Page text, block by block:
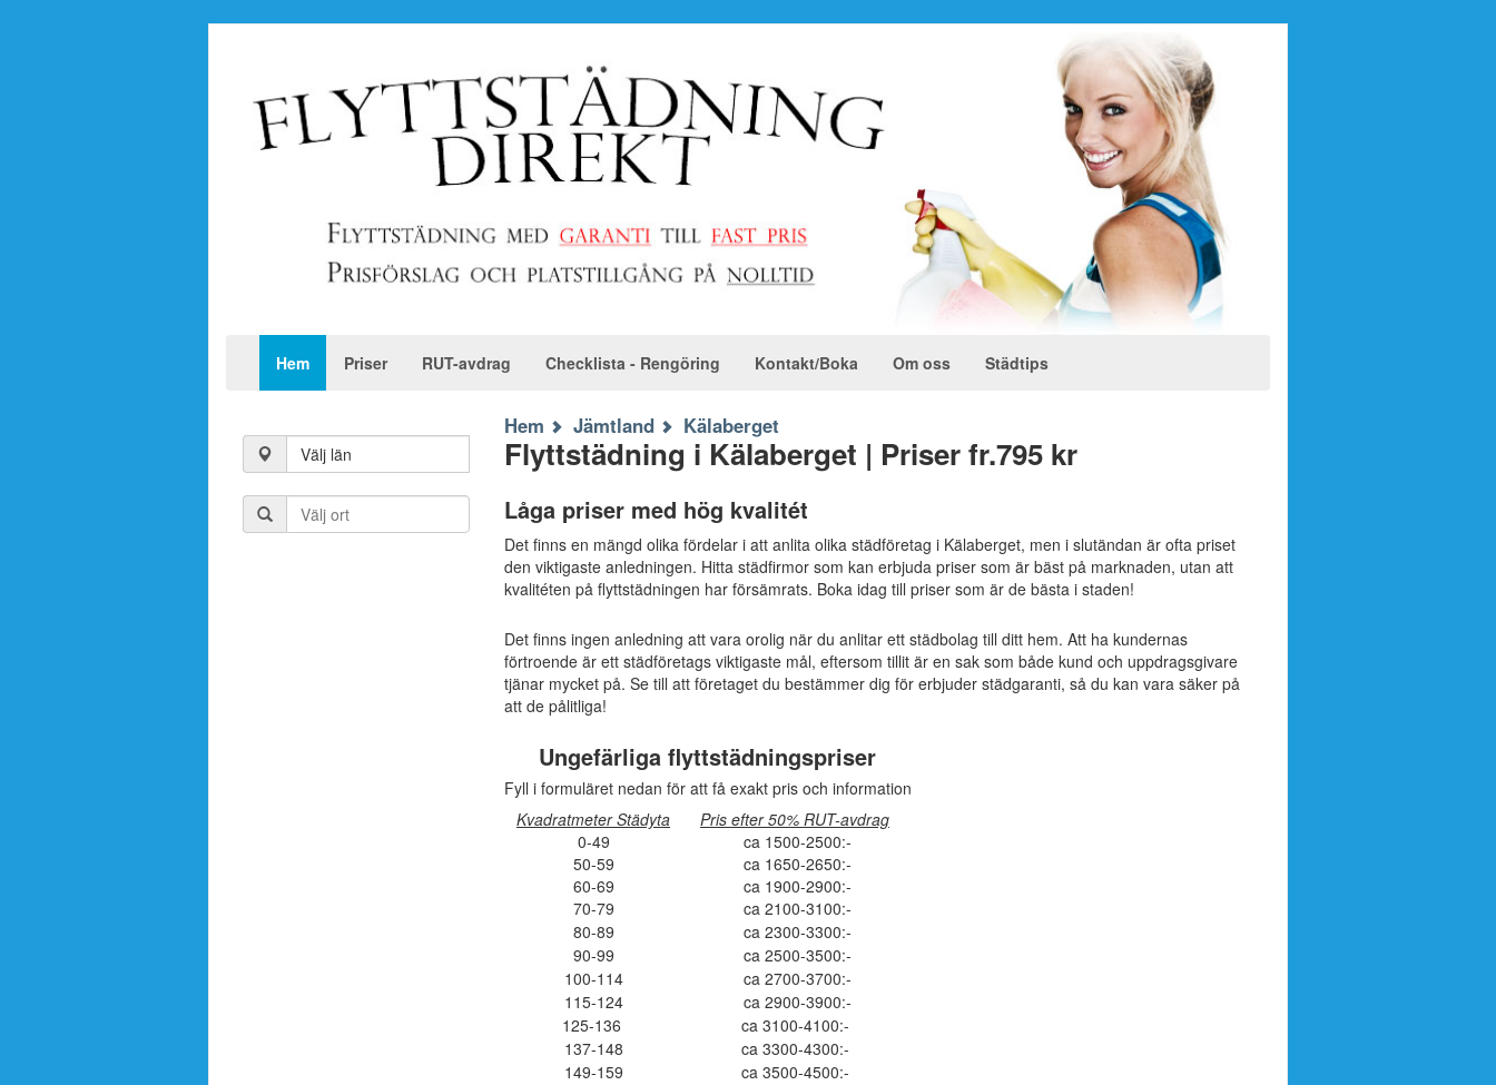
Hem Priser RUT-avdrag Checklista - Rengöring Kontakt/Boka Om oss Städtips
Välj län
Hem Jämtland Kälaberget
Flyttstädning i Kälaberget | Priser fr.795 kr
Låga priser med hög kvalitét
Det finns en mängd olika fördelar i att anlita olika städföretag i Kälaberget, men i slutändan är ofta priset
den viktigaste anledningen. Hitta städfirmor som kan erbjuda priser som är bäst på marknaden, utan att
kvalitéten på flyttstädningen har försämrats. Boka idag till priser som är de bästa i staden!
Det finns ingen anledning att vara orolig när du anlitar ett städbolag till ditt hem. Att ha kundernas
förtroende är ett städföretags viktigaste mål, eftersom tillit är en sak som både kund och uppdragsgivare
tjänar mycket på. Se till att företaget du bestämmer dig för erbjuder städgaranti, så du kan vara säker på
att de pålitliga!
Ungefärliga flyttstädningspriser
Fyll i formuläret nedan för att få exakt pris och information
Kvadratmeter Städyta
Pris efter 50% RUT-avdrag
0-49
ca 1500-2500:-
50-59
ca 1650-2650:-
60-69
ca 1900-2900:-
70-79
ca 2100-3100:-
80-89
ca 2300-3300:-
90-99
ca 2500-3500:-
100-114
ca 2700-3700:-
115-124
ca 2900-3900:-
125-136
ca 3100-4100:-
137-148
ca 3300-4300:-
149-159
ca 3500-4500:-